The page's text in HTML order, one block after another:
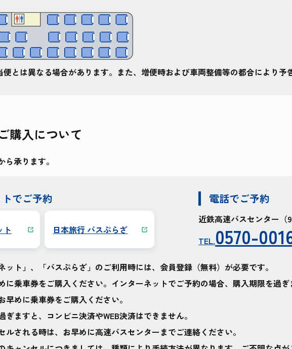
とは異なる場合があります。また、増便時および車両整備等の都合により予
購入について
承ります。
でご予約
ト 日本旅行 バスぷらざ
電話でご予約
近鉄高速バスセンター（
TEL.0570-
ット」、「バスぷらざ」のご利用時には、会員登録（無料）が必要です。
に乗車券をご購入ください。インターネットでご予約の場合、購入期限を過
早めに乗車券をご購入ください。
ぎますと、コンビニ決済やWEB決済はできません。
ルされる時は、お早めに高速バスセンターまでご連絡ください。